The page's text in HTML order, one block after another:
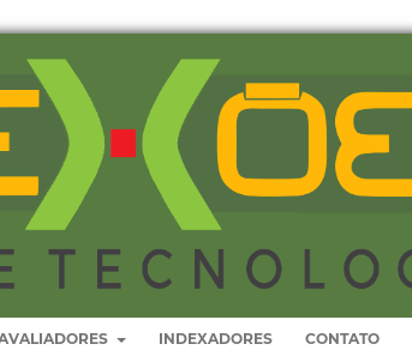
INDEXADORES CONTATO